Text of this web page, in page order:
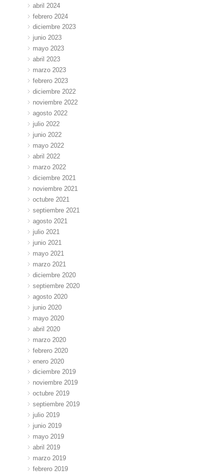
abril 2024
febrero 2024
diciembre 2023
junio 2023
mayo 2023
abril 2023
marzo 2023
febrero 2023
diciembre 2022
noviembre 2022
agosto 2022
julio 2022
junio 2022
mayo 2022
abril 2022
marzo 2022
diciembre 2021
noviembre 2021
octubre 2021
septiembre 2021
agosto 2021
julio 2021
junio 2021
mayo 2021
marzo 2021
diciembre 2020
septiembre 2020
agosto 2020
junio 2020
mayo 2020
abril 2020
marzo 2020
febrero 2020
enero 2020
diciembre 2019
noviembre 2019
octubre 2019
septiembre 2019
julio 2019
junio 2019
mayo 2019
abril 2019
marzo 2019
febrero 2019